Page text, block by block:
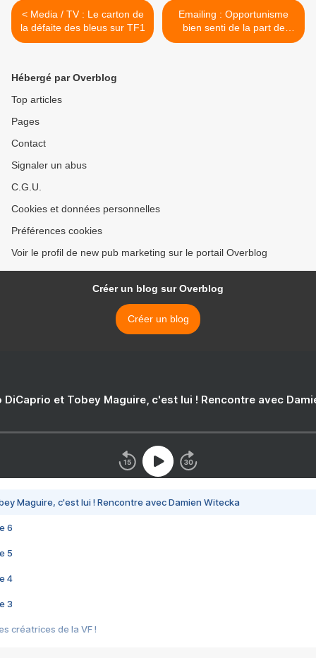
< Media / TV : Le carton de
la défaite des bleus sur TF1
Emailing : Opportunisme
bien senti de la part de
NORAUTO avec cette
Hébergé par Overblog
Top articles
Pages
Contact
Signaler un abus
C.G.U.
Cookies et données personnelles
Préférences cookies
Voir le profil de new pub marketing sur le portail Overblog
Créer un blog sur Overblog
Créer un blog
DiCaprio et Tobey Maguire, c'est lui ! Rencontre avec
Maguire, c'est lui ! Rencontre avec Damien Witecka
6
5
4
3
créatrices de la VF !